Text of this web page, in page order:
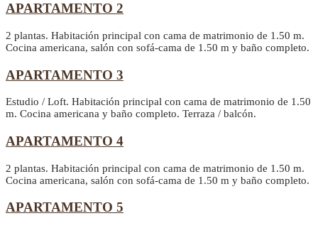
APARTAMENTO 2
2 plantas. Habitación principal con cama de matrimonio de 1.50 m.
Cocina americana, salón con sofá-cama de 1.50 m y baño completo.
APARTAMENTO 3
Estudio / Loft. Habitación principal con cama de matrimonio de 1.50
m. Cocina americana y baño completo. Terraza / balcón.
APARTAMENTO 4
2 plantas. Habitación principal con cama de matrimonio de 1.50 m.
Cocina americana, salón con sofá-cama de 1.50 m y baño completo.
APARTAMENTO 5